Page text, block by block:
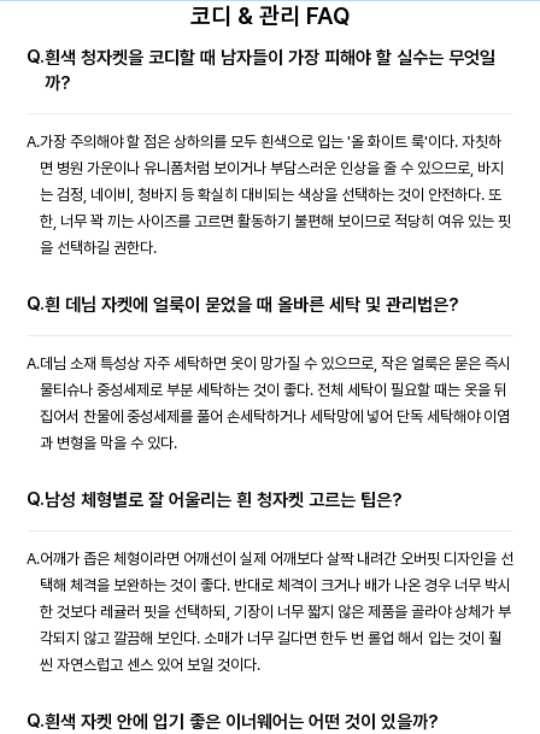
코디 & 관리 FAQ
Q.흰색 청자켓을 코디할 때 남자들이 가장 피해야 할 실수는 무엇일
까?
A.가장 주의해야 할 점은 상하의를 모두 흰색으로 입는 '올 화이트 룩'이다. 자칫하
면 병원 가운이나 유니폼처럼 보이거나 부담스러운 인상을 줄 수 있으므로, 바지
는 검정, 네이비, 청바지 등 확실히 대비되는 색상을 선택하는 것이 안전하다. 또
한, 너무 꽉 끼는 사이즈를 고르면 활동하기 불편해 보이므로 적당히 여유 있는 핏
을 선택하길 권한다.
Q.흰 데님 자켓에 얼룩이 묻었을 때 올바른 세탁 및 관리법은?
A.데님 소재 특성상 자주 세탁하면 옷이 망가질 수 있으므로, 작은 얼룩은 묻은 즉시
물티슈나 중성세제로 부분 세탁하는 것이 좋다. 전체 세탁이 필요할 때는 옷을 뒤
집어서 찬물에 중성세제를 풀어 손세탁하거나 세탁망에 넣어 단독 세탁해야 이염
과 변형을 막을 수 있다.
Q.남성 체형별로 잘 어울리는 흰 청자켓 고르는 팁은?
A.어깨가 좁은 체형이라면 어깨선이 실제 어깨보다 살짝 내려간 오버핏 디자인을 선
택해 체격을 보완하는 것이 좋다. 반대로 체격이 크거나 배가 나온 경우 너무 박시
한 것보다 레귤러 핏을 선택하되, 기장이 너무 짧지 않은 제품을 골라야 상체가 부
각되지 않고 깔끔해 보인다. 소매가 너무 길다면 한두 번 롤업 해서 입는 것이 훨
씬 자연스럽고 센스 있어 보일 것이다.
Q.흰색 자켓 안에 입기 좋은 이너웨어는 어떤 것이 있을까?